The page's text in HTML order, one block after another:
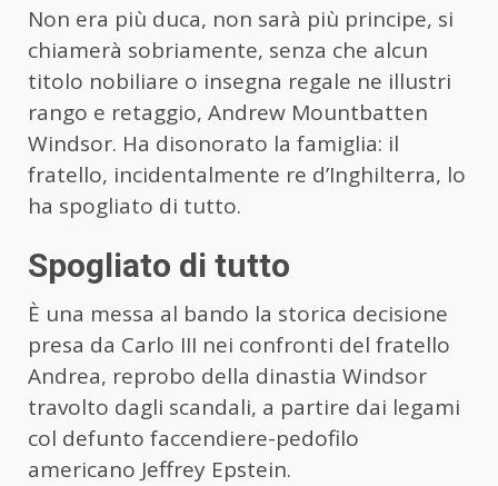
Non era più duca, non sarà più principe, si
chiamerà sobriamente, senza che alcun
titolo nobiliare o insegna regale ne illustri
rango e retaggio, Andrew Mountbatten
Windsor. Ha disonorato la famiglia: il
fratello, incidentalmente re d’Inghilterra, lo
ha spogliato di tutto.
Spogliato di tutto
È una messa al bando la storica decisione
presa da Carlo III nei confronti del fratello
Andrea, reprobo della dinastia Windsor
travolto dagli scandali, a partire dai legami
col defunto faccendiere-pedofilo
americano Jeffrey Epstein.